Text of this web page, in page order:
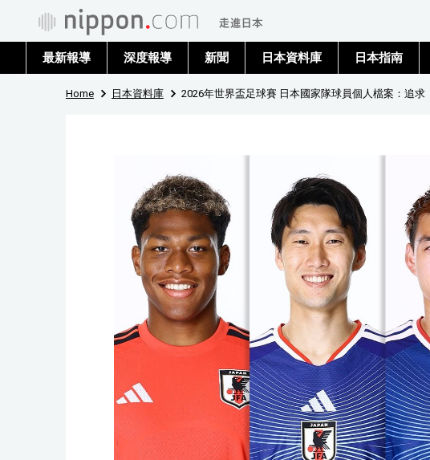
最新報導 深度報導 新聞 日本資料庫 日本指南
Home 日本資料庫 2026年世界盃足球賽 日本國家隊球員個人檔案：追